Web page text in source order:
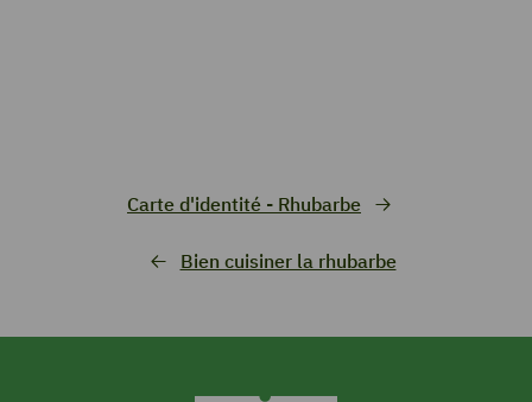
Bien cuisiner la rhubarbe
Carte d'identité - Rhubarbe